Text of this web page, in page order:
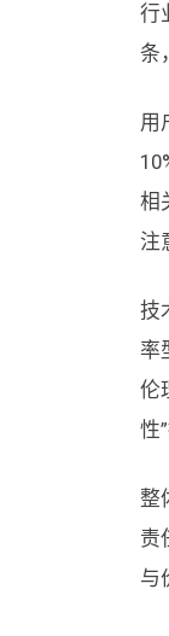
行
条
用
相
注
技
率
伦
性
整
责
与